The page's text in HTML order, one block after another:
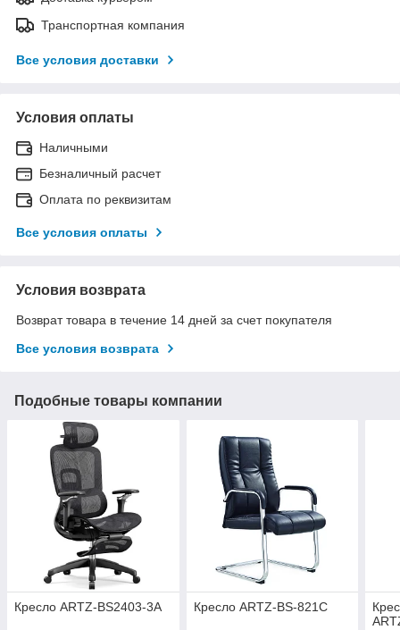
Транспортная компания
Все условия доставки
Условия оплаты
Наличными
Безналичный расчет
Оплата по реквизитам
Все условия оплаты
Условия возврата
Возврат товара в течение 14 дней за счет покупателя
Все условия возврата
Подобные товары компании
Кресло ARTZ-BS2403-3A Кресло ARTZ-BS-821C